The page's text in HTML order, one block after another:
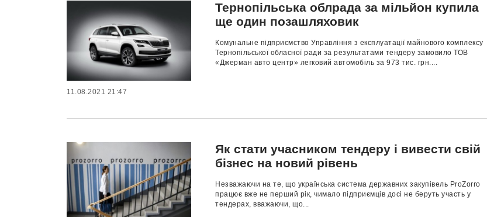
Тернопільська облрада за мільйон купила
ще один позашляховик
Комунальне підприємство Управління з експлуатації майнового комплексу
Тернопільської обласної ради за результатами тендеру замовило ТОВ
«Джерман авто центр» легковий автомобіль за 973 тис. грн....
11.08.2021 21:47
Як стати учасником тендеру і вивести свій
бізнес на новий рівень
Незважаючи на те, що українська система державних закупівель ProZorro
працює вже не перший рік, чимало підприємців досі не беруть участь у
тендерах, вважаючи, що...